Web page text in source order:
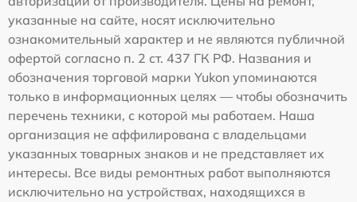
указанные на сайте, носят исключительно
ознакомительный характер и не являются публичной
офертой согласно п. 2 ст. 437 ГК РФ. Названия и
обозначения торговой марки Yukon упоминаются
только в информационных целях — чтобы обозначить
перечень техники, с которой мы работаем. Наша
организация не аффилирована с владельцами
указанных товарных знаков и не представляет их
интересы. Все виды ремонтных работ выполняются
исключительно на устройствах, находящихся в